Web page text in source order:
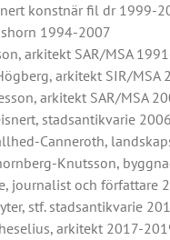
konstnär fil dr 1999-
1994-2007
arkitekt SAR/MSA
arkitekt SIR/MSA
arkitekt SAR/MSA
stadsantikvarie
Canneroth,
Knutsson,
journalist och författare
stf. stadsantikvarie
arkitekt 2017-